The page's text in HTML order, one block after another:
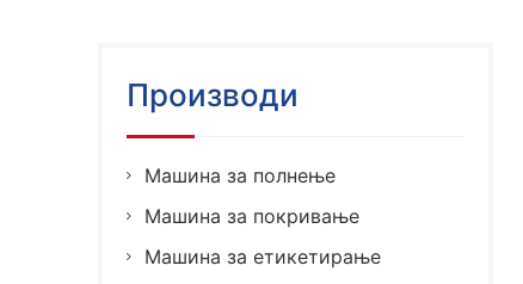
Производи
Машина за полнење
Машина за покривање
Машина за етикетирање